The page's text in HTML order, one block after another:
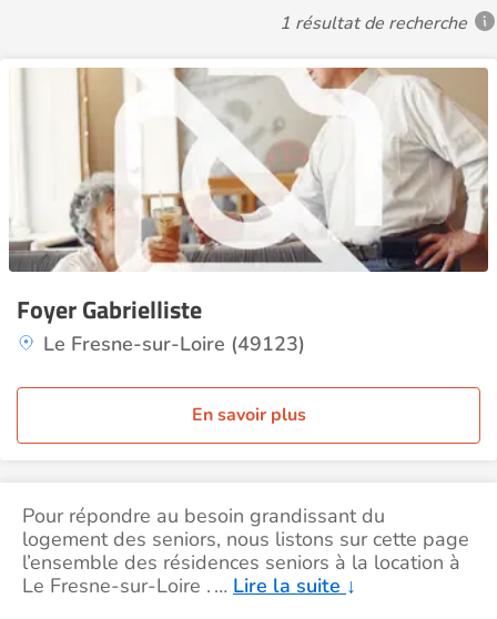
1 résultat de recherche
Foyer Gabrielliste
Le Fresne-sur-Loire (49123)
En savoir plus
Pour répondre au besoin grandissant du
logement des seniors, nous listons sur cette page
l’ensemble des résidences seniors à la location à
Le Fresne-sur-Loire . … Lire la suite ↓